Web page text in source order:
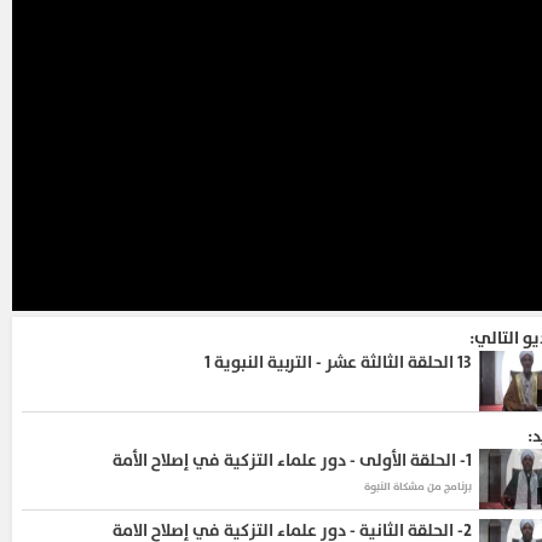
التالي:
13الحلقة الثالثة عشر - التربية النبوية 1
1- الحلقة الأولى - دور علماء التزكية في إصلاح الأمة
برنامج من مشكاة النبوة
2- الحلقة الثانية - دور علماء التزكية في إصلاح الامة